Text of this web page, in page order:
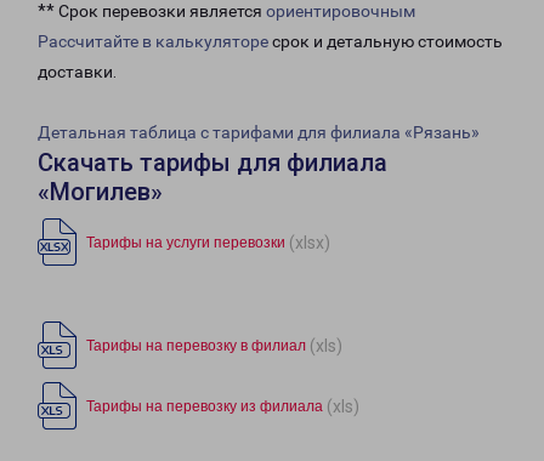
** Срок перевозки является ориентировочным
Рассчитайте в калькуляторесрок и детальную стоимость
доставки.
Детальная таблица с тарифами для филиала «Рязань»
Скачать тарифы для филиала
«Могилев»
Тарифы на услуги перевозки (xlsx)
Тарифы на перевозку в филиал (xls)
Тарифы на перевозку из филиала (xls)